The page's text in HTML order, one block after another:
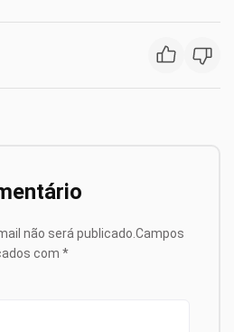
não será publicado. Campos
com *